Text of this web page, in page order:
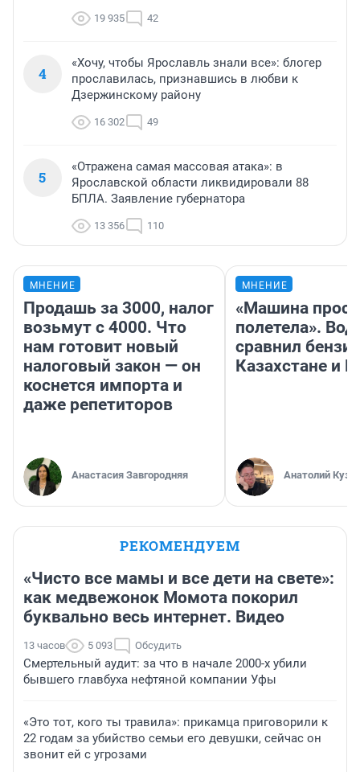
19 935 42
4
«Хочу, чтобы Ярославль знали все»: блогер
прославилась, признавшись в любви к
Дзержинскому району
16 302 49
5
«Отражена самая массовая атака»: в
Ярославской области ликвидировали 88
БПЛА. Заявление губернатора
13 356 110
МНЕНИЕ
Продашь за 3000, налог
возьмут с 4000. Что
нам готовит новый
налоговый закон — он
коснется импорта и
даже репетиторов
Анастасия Завгородняя
МНЕНИЕ
«Машина
полетела».
сравнил
Казахстане и
Анатолий
РЕКОМЕНДУЕМ
«Чисто все мамы и все дети на свете»:
как медвежонок Момота покорил
буквально весь интернет. Видео
13 часов 5 093 Обсудить
Смертельный аудит: за что в начале 2000-х убили
бывшего главбуха нефтяной компании Уфы
«Это тот, кого ты травила»: прикамца приговорили к
22 годам за убийство семьи его девушки, сейчас он
звонит ей с угрозами